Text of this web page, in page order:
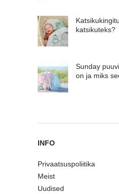
katsikuteks?
Sunday
on ja miks
INFO
Privaatsuspoliitika
Meist
Uudised